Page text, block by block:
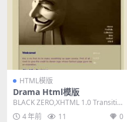
HTML模版
Drama Html模版
BLACK ZERO,XHTML 1.0 Transitio
nal,Fixed ...
4 年前 11 0